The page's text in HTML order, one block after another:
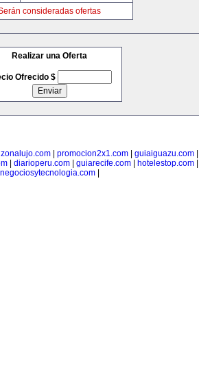
consideradas ofertas
Realizar una Oferta
Ofrecido $
zonalujo.com| promocion2x1.com| guiaiguazu.com|
| diarioperu.com| guiarecife.com| hotelestop.com|
negociosytecnologia.com|